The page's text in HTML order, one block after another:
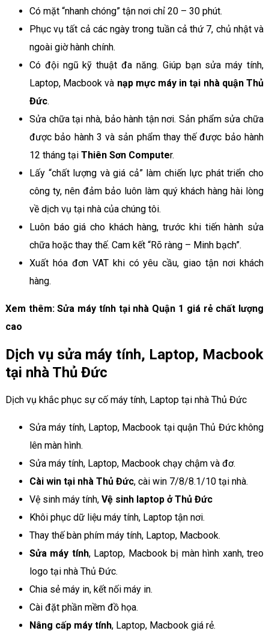
Có mặt “nhanh chóng” tận nơi chỉ 20 – 30 phút.
Phục vụ tất cả các ngày trong tuần cả thứ 7, chủ nhật và
ngoài giờ hành chính.
Có đội ngũ kỹ thuật đa năng. Giúp bạn sửa máy tính,
Laptop, Macbook và nạp mực máy in tại nhà quận Thủ
Đức.
Sửa chữa tại nhà, bảo hành tận nơi. Sản phẩm sửa chữa
được bảo hành 3 và sản phẩm thay thế được bảo hành
12 tháng tại Thiên Sơn Computer.
Lấy “chất lượng và giá cả” làm chiến lực phát triển cho
công ty, nên đảm bảo luôn làm quý khách hàng hài lòng
về dịch vụ tại nhà của chúng tôi.
Luôn báo giá cho khách hàng, trước khi tiến hành sửa
chữa hoặc thay thế. Cam kết “Rõ ràng – Minh bạch”.
Xuất hóa đơn VAT khi có yêu cầu, giao tận nơi khách
hàng.
Xem thêm: Sửa máy tính tại nhà Quận 1 giá rẻ chất lượng
cao
Dịch vụ sửa máy tính, Laptop, Macbook
tại nhà Thủ Đức
Dịch vụ khắc phục sự cố máy tính, Laptop tại nhà Thủ Đức
Sửa máy tính, Laptop, Macbook tại quận Thủ Đức không
lên màn hình.
Sửa máy tính, Laptop, Macbook chạy chậm và đơ.
Cài win tại nhà Thủ Đức, cài win 7/8/8.1/10 tại nhà.
Vệ sinh máy tính, Vệ sinh laptop ở Thủ Đức
Khôi phục dữ liệu máy tính, Laptop tận nơi.
Thay thế bàn phím máy tính, Laptop, Macbook.
Sửa máy tính, Laptop, Macbook bị màn hình xanh, treo
logo tại nhà Thủ Đức.
Chia sẻ máy in, kết nối máy in.
Cài đặt phần mềm đồ họa.
Nâng cấp máy tính, Laptop, Macbook giá rẻ.